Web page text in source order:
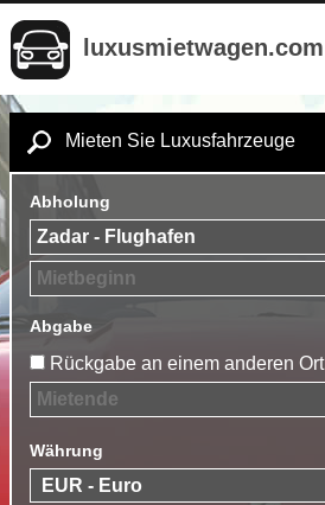
luxusmietwagen.com
Mieten Sie Luxusfahrzeuge
Abholung
Abgabe
Rückgabe an einem anderen Ort
Währung